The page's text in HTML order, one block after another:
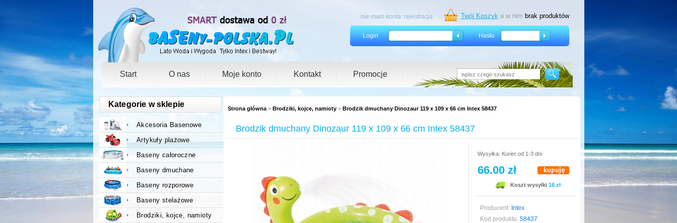
Twój Koszyka w nim brak produktów
nie mam konta: rejestracja
Login Hasło
Start O nas Moje konto Kontakt Promocje
Strona główna > Brodziki, kojce, namioty > Brodzik dmuchany Dinozaur 119 x 109 x 66 cm Intex 58437
Brodzik dmuchany Dinozaur 119 x 109 x 66 cm Intex 58437
Wysyłka: Kurier od 1-3 dni
66.00 zł
Koszt wysyłki 16 zł
Producent: Intex
Kod produktu: 58437
Kategorie w sklepie
Akcesoria Basenowe
Artykuły plażowe
Baseny całoroczne
Baseny dmuchane
Baseny rozporowe
Baseny stelażowe
Brodziki, kojce, namioty